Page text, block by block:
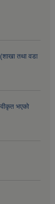
तथा वडा
भएको